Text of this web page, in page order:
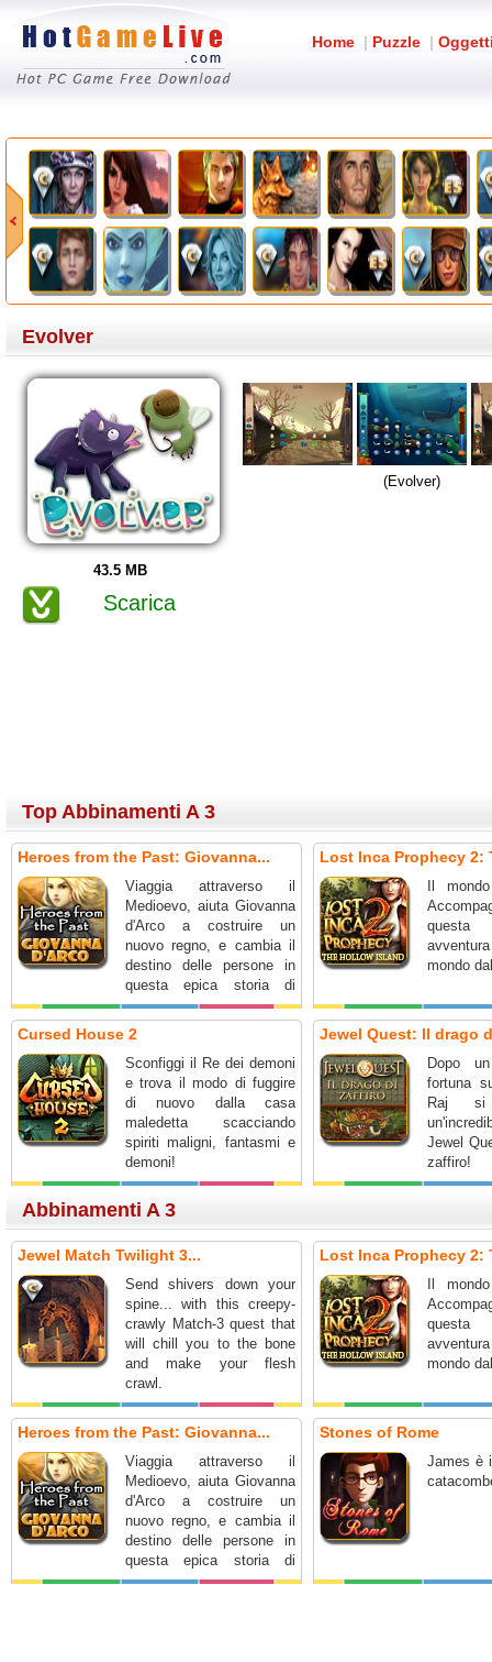
Home | Puzzle |
Evolver
43.5 MB
Scarica
(Evolver)
Top Abbinamenti A 3
Heroes from the Past: Giovanna...
Viaggia attraverso il
Medioevo, aiuta Giovanna
d'Arco a costruire un
nuovo regno, e cambia il
destino delle persone in
questa epica storia di
onore e coraggio.
Lost Inca Prophecy 2:
Il
mondo
Cursed House 2
Sconfiggi il Re dei demoni
e trova il modo di fuggire
di nuovo dalla casa
maledetta scacciando
spiriti maligni, fantasmi e
demoni!
Jewel Quest: Il drago
Dopo
fortuna
Raj
Jewel
zaffiro!
Abbinamenti A 3
Jewel Match Twilight 3...
Send shivers down your
spine... with this creepy-
crawly Match-3 quest that
will chill you to the bone
and make your flesh
crawl.
Lost Inca Prophecy 2:
Il
mondo
Heroes from the Past: Giovanna...
Viaggia attraverso il
Medioevo, aiuta Giovanna
d'Arco a costruire un
nuovo regno, e cambia il
destino delle persone in
questa epica storia di
onore e coraggio.
Stones of Rome
James è